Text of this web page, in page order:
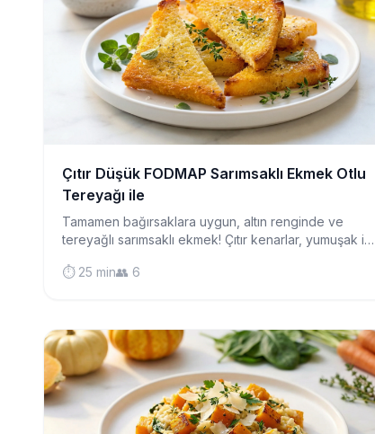
Çıtır Düşük FODMAP Sarımsaklı Ekmek Otlu
Tereyağı ile
Tamamen bağırsaklara uygun, altın renginde ve
tereyağlı sarımsaklı ekmek! Çıtır kenarlar, yumuşak iç
⏱️ 25 min👥 6